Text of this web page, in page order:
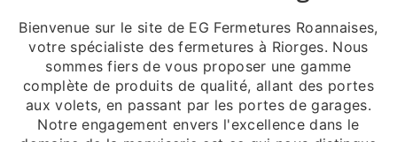
Bienvenue sur le site de EG Fermetures Roannaises,
votre spécialiste des fermetures à Riorges. Nous
sommes fiers de vous proposer une gamme
complète de produits de qualité, allant des portes
aux volets, en passant par les portes de garages.
Notre engagement envers l'excellence dans le